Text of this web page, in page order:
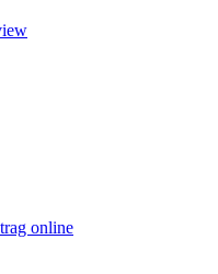
online